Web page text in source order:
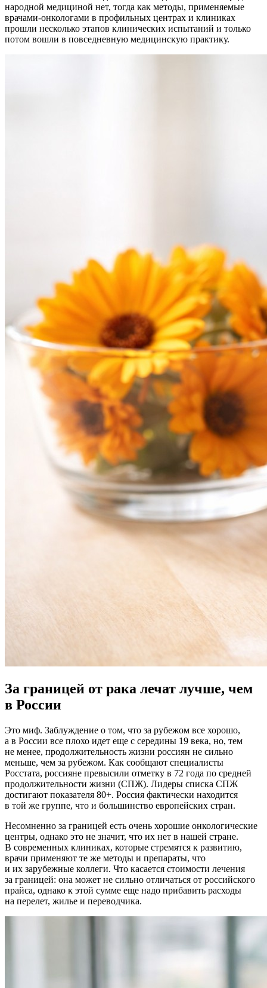
народной медициной нет, тогда как методы, применяемые
врачами-онкологами в профильных центрах и клиниках
прошли несколько этапов клинических испытаний и только
потом вошли в повседневную медицинскую практику.
За границей от рака лечат лучше, чем
в России
Это миф. Заблуждение о том, что за рубежом все хорошо,
а в России все плохо идет еще с середины 19 века, но, тем
не менее, продолжительность жизни россиян не сильно
меньше, чем за рубежом. Как сообщают специалисты
Росстата, россияне превысили отметку в 72 года по средней
продолжительности жизни (СПЖ). Лидеры списка СПЖ
достигают показателя 80+. Россия фактически находится
в той же группе, что и большинство европейских стран.
Несомненно за границей есть очень хорошие онкологические
центры, однако это не значит, что их нет в нашей стране.
В современных клиниках, которые стремятся к развитию,
врачи применяют те же методы и препараты, что
и их зарубежные коллеги. Что касается стоимости лечения
за границей: она может не сильно отличаться от российского
прайса, однако к этой сумме еще надо прибавить расходы
на перелет, жилье и переводчика.